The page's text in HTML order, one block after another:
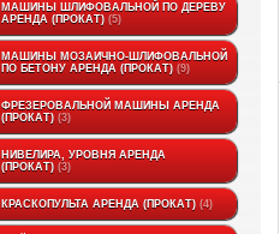
МАШИНЫ ШЛИФОВАЛЬНОЙ ПО ДЕРЕВУ
АРЕНДА (ПРОКАТ) 5
МАШИНЫ МОЗАИЧНО-ШЛИФОВАЛЬНОЙ
ПО БЕТОНУ АРЕНДА (ПРОКАТ) 9
ФРЕЗЕРОВАЛЬНОЙ МАШИНЫ АРЕНДА
(ПРОКАТ) 3
НИВЕЛИРА, УРОВНЯ АРЕНДА
(ПРОКАТ) 3
КРАСКОПУЛЬТА АРЕНДА (ПРОКАТ) 4